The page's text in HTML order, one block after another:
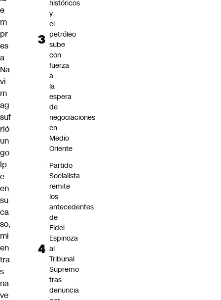
e
m
pr
es
a
Na
vi
m
ag
suf
rió
un
go
lp
e
en
su
ca
so,
mi
en
tra
s
na
ve
históricos
y
el
petróleo
sube
con
fuerza
a
la
espera
de
negociaciones
en
Medio
Oriente
Partido
Socialista
remite
los
antecedentes
de
Fidel
Espinoza
al
Tribunal
Supremo
tras
denuncia